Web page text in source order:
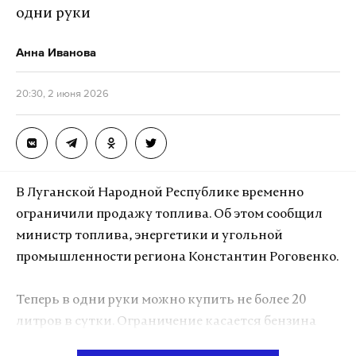
дронов.
работает там, где тормозит интернет.
Макс
Дзен VK
#днр #атака беспилотников # погибшие
одни руки
Анна Иванова
20:30, 2 июня 2026
В Луганской Народной Республике временно
ограничили продажу топлива. Об этом сообщил
министр топлива, энергетики и угольной
промышленности региона Константин Роговенко.
Теперь в одни руки можно купить не более 20
литров в сутки. Ограничение касается бензина